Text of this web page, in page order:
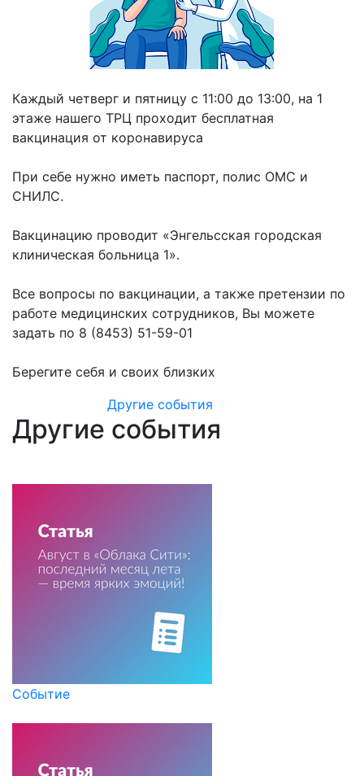
Каждый четверг и пятницу с 11:00 до 13:00, на 1
этаже нашего ТРЦ проходит бесплатная
вакцинация от коронавируса
При себе нужно иметь паспорт, полис ОМС и
СНИЛС.
Вакцинацию проводит «Энгельсская городская
клиническая больница 1».
Все вопросы по вакцинации, а также претензии по
работе медицинских сотрудников, Вы можете
задать по 8 (8453) 51-59-01
Берегите себя и своих близких
Другие события
Другие события
Событие